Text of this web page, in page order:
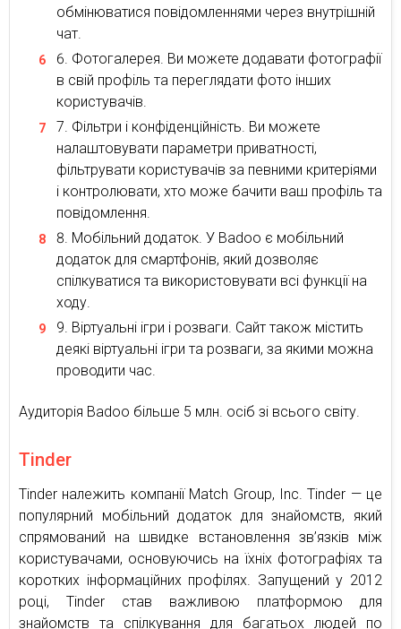
обмінюватися повідомленнями через внутрішній
чат.
Фотогалерея. Ви можете додавати фотографії
в свій профіль та переглядати фото інших
користувачів.
Фільтри і конфіденційність. Ви можете
налаштовувати параметри приватності,
фільтрувати користувачів за певними критеріями
і контролювати, хто може бачити ваш профіль та
повідомлення.
Мобільний додаток. У Badoo є мобільний
додаток для смартфонів, який дозволяє
спілкуватися та використовувати всі функції на
ходу.
Віртуальні ігри і розваги. Сайт також містить
деякі віртуальні ігри та розваги, за якими можна
проводити час.
Аудиторія Badoo більше 5 млн. осіб зі всього світу.
Tinder
Tinder належить компанії Match Group, Inc. Tinder — це
популярний мобільний додаток для знайомств, який
спрямований на швидке встановлення зв’язків між
користувачами, основуючись на їхніх фотографіях та
коротких інформаційних профілях. Запущений у 2012
році, Tinder став важливою платформою для
знайомств та спілкування для багатьох людей по